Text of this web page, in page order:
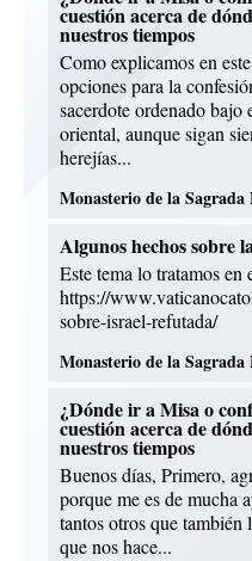
cuestión acerca de
nuestros tiempos
Como explicamos en
opciones para la
sacerdote ordenado
oriental, aunque sigan
herejías...
Monasterio de la
Algunos hechos sobre
Este tema lo tratamos
https://
sobre-israel-refutada/
Monasterio de la
¿Dónde ir a Misa o
cuestión acerca de
nuestros tiempos
Buenos días, Primero,
porque me es de mucha
tantos otros que también
que nos hace...